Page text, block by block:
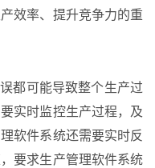
效率、提升竞争力的重
都可能导致整个生产过
实时监控生产过程，及
软件系统还需要实时反
要求生产管理软件系统